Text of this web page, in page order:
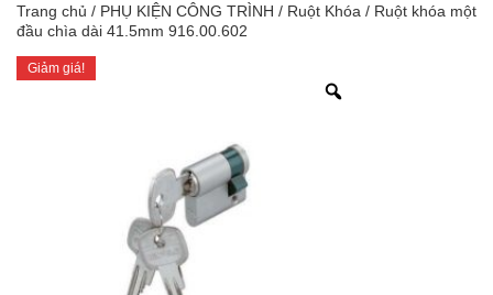
Trang chủ / PHỤ KIỆN CÔNG TRÌNH / Ruột Khóa / Ruột khóa một
đầu chìa dài 41.5mm 916.00.602
Giảm giá!